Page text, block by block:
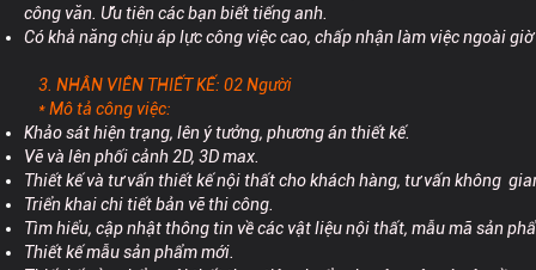
công văn. Ưu tiên các bạn biết tiếng anh.
Có khả năng chịu áp lực công việc cao, chấp nhận làm việc ngoài
3. NHÂN VIÊN THIẾT KẾ: 02 Người
* Mô tả công việc:
Khảo sát hiện trạng, lên ý tưởng, phương án thiết kế.
Vẽ và lên phối cảnh 2D, 3D max.
Thiết kế và tư vấn thiết kế nội thất cho khách hàng, tư vấn không
Triển khai chi tiết bản vẽ thi công.
Tìm hiểu, cập nhật thông tin về các vật liệu nội thất, mẫu mã sản
Thiết kế mẫu sản phẩm mới.